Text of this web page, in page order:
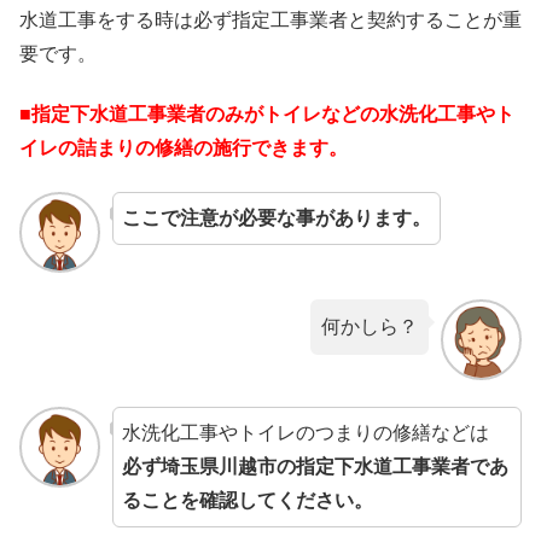
水道工事をする時は必ず指定工事業者と契約することが重
要です。
■指定下水道工事業者のみがトイレなどの水洗化工事やト
イレの詰まりの修繕の施行できます。
ここで注意が必要な事があります。
何かしら？
水洗化工事やトイレのつまりの修繕などは
必ず埼玉県川越市の指定下水道工事業者であ
ることを確認してください。